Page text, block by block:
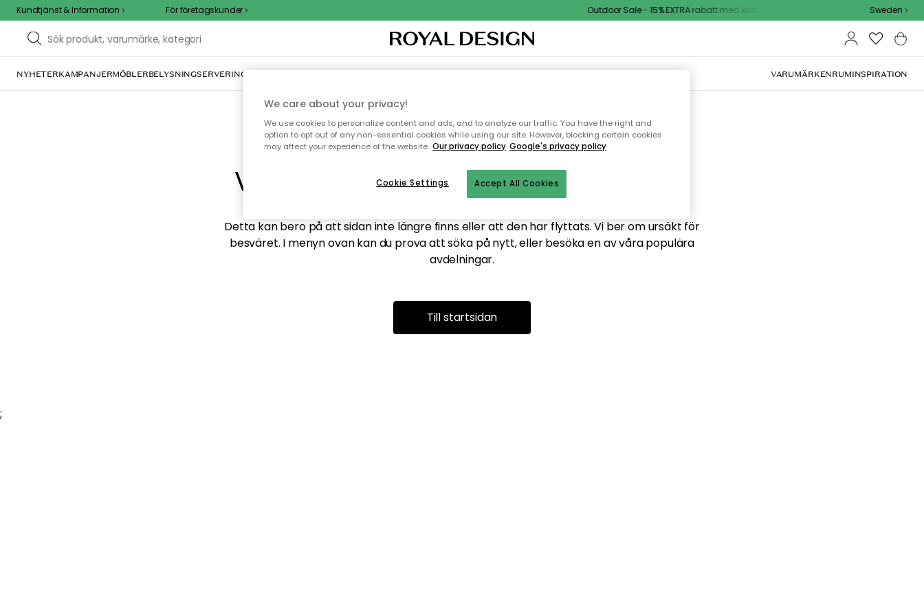
Kundtjänst & Information För företagskunder Outdoor Sale - 15% EXTRA rabatt med kod Sweden
NYHETERKAMPANJERMÖBLERBELYSNINGSERVERING INREDNINGTEXTIL & MATTORKÖKETFÖRVARINGUTEMÖBLER VARUMÄRKENRUMINSPIRATION
Vi hittar tyvärr inte sidan du söker
Detta kan bero på att sidan inte längre finns eller att den har flyttats. Vi ber om ursäkt för
besväret. I menyn ovan kan du prova att söka på nytt, eller besöka en av våra populära
avdelningar.
Till startsidan
;
We care about your privacy!
We use cookies to personalize content and ads, and to analyze our traffic. You have the right and
option to opt out of any non-essential cookies while using our site. However, blocking certain cookies
may affect your experience of the website. Our privacy policy Google's privacy policy
Accept All Cookies
Cookie Settings